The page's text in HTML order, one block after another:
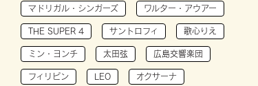
マドリガル・シンガーズ ワルター・アウアー
THE SUPER 4 サントロフィ 歌心りえ
ミン・ヨンチ 太田弦 広島交響楽団
フィリピン LEO オクサーナ